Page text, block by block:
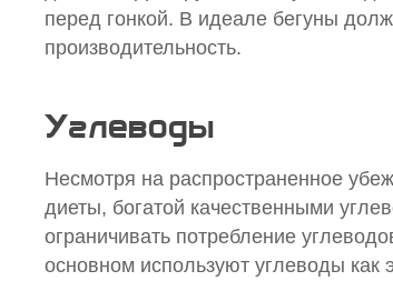
перед гонкой. В идеале бегуны
производительность.
Углеводы
Несмотря на распространенное
диеты, богатой качественными
ограничивать потребление
основном используют углеводы